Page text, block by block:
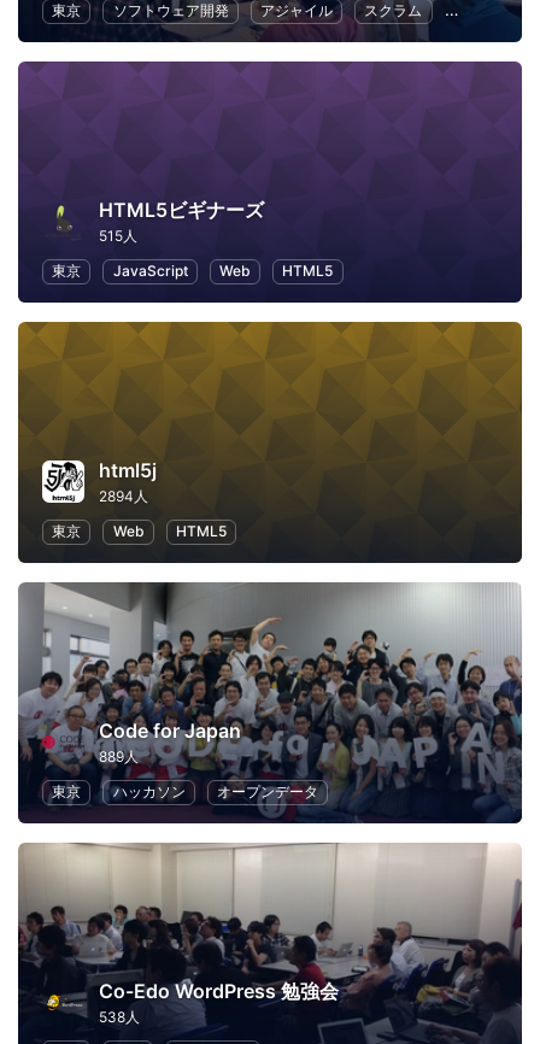
東京
ソフトウェア開発 アジャイル スクラム ビジネス
HTML5ビギナーズ
515人
東京
JavaScript Web HTML5
html5j
2894人
東京
Web HTML5
Code for Japan
889人
東京
ハッカソン オープンデータ
Co-Edo WordPress 勉強会
538人